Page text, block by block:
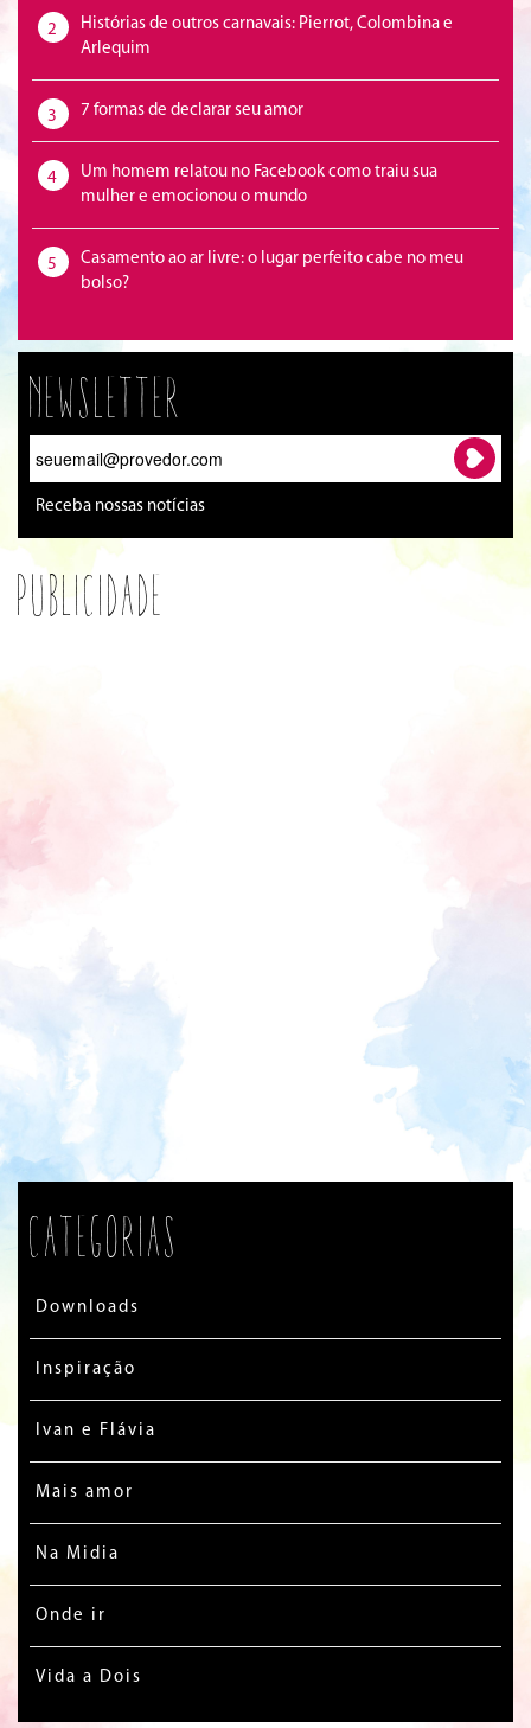
2
Histórias de outros carnavais: Pierrot, Colombina e
Arlequim
3 7 formas de declarar seu amor
4
Um homem relatou no Facebook como traiu sua
mulher e emocionou o mundo
5
Casamento ao ar livre: o lugar perfeito cabe no meu
bolso?
Newsletter
Receba nossas notícias
Publicidade
Categorias
Downloads
Inspiração
Ivan e Flávia
Mais amor
Na Midia
Onde ir
Vida a Dois